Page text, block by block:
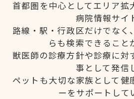
首都圏を中心としてエリア拡
病院情報サイ
路線・駅・行政区だけでなく
らも検索できること
獣医師の診療方針や診療に対
事として発信
ペットも大切な家族として健
ーをサポートして